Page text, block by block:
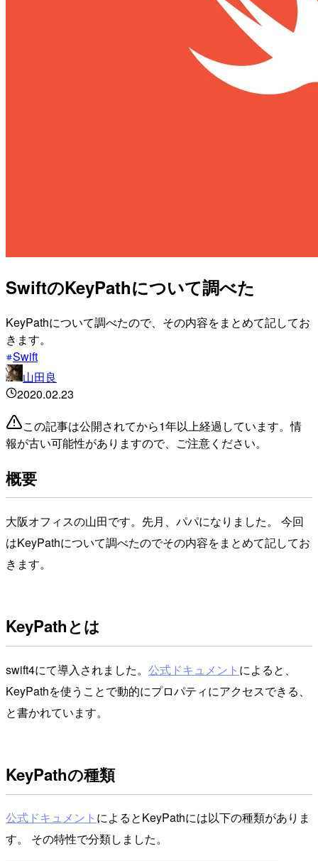
SwiftのKeyPathについて調べた
KeyPathについて調べたので、その内容をまとめて記してお
きます。
Swift
山田良
2020.02.23
この記事は公開されてから1年以上経過しています。情
報が古い可能性がありますので、ご注意ください。
概要
大阪オフィスの山田です。先月、パパになりました。 今回
はKeyPathについて調べたのでその内容をまとめて記してお
きます。
KeyPathとは
swift4にて導入されました。 公式ドキュメント によると、
KeyPathを使うことで動的にプロパティにアクセスできる、
と書かれています。
KeyPathの種類
公式ドキュメント によるとKeyPathには以下の種類がありま
す。 その特性で分類しました。